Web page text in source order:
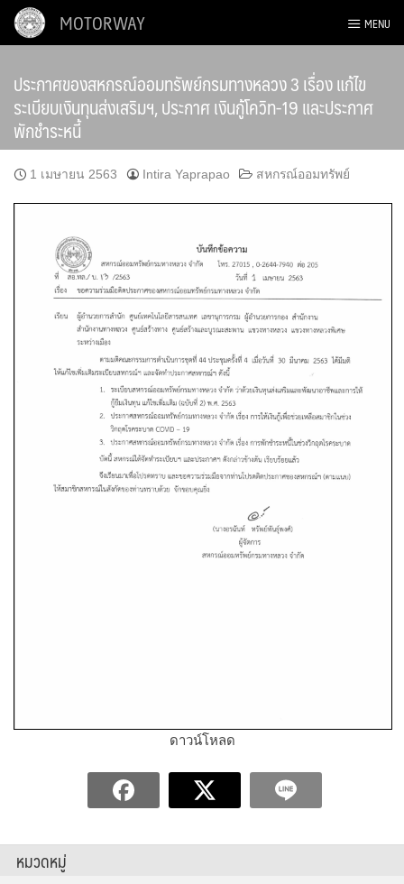
Skip
MOTORWAY MENU
ประกาศของสหกรณ์ออมทรัพย์กรมทางหลวง 3 เรื่อง แก้ไข
ระเบียบเงินทุนส่งเสริมฯ, ประกาศ เงินกู้โควิท-19 และประกาศ
พักชำระหนี้
1 เมษายน 2563 Intira Yaprapao สหกรณ์ออมทรัพย์
ดาวน์โหลด
หมวดหมู่